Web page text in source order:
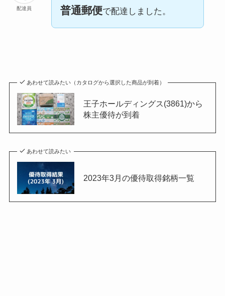
配達員 普通郵便で配達しました。
あわせて読みたい（カタログから選択した商品が到着）
王子ホールディングス(3861)から
株主優待が到着
あわせて読みたい
2023年3月の優待取得銘柄一覧